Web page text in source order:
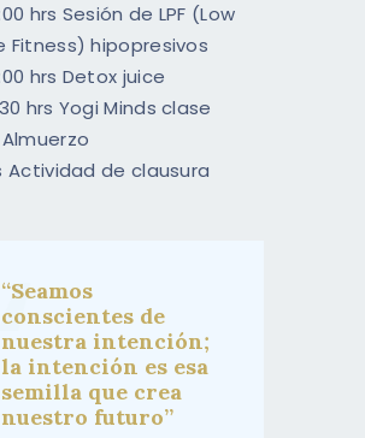
hrs Sesión de LPF (Low
Fitness) hipopresivos
hrs Detox juice
hrs Yogi Minds clase
Actividad de clausura
“Seamos
conscientes de
nuestra intención;
la intención es esa
semilla que crea
nuestro futuro”